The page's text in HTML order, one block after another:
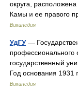
округа,
Камы и ее правого
Википедия
УдГУ —
профессионального
государственный
Год основания
Википедия